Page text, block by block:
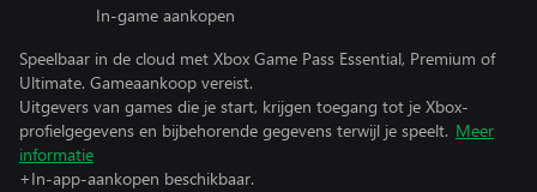
In-game aankopen
Speelbaar in de cloud met Xbox Game Pass Essential, Premium of
Ultimate. Gameaankoop vereist.
Uitgevers van games die je start, krijgen toegang tot je Xbox-
profielgegevens en bijbehorende gegevens terwijl je speelt. Meer
informatie
+In-app-aankopen beschikbaar.